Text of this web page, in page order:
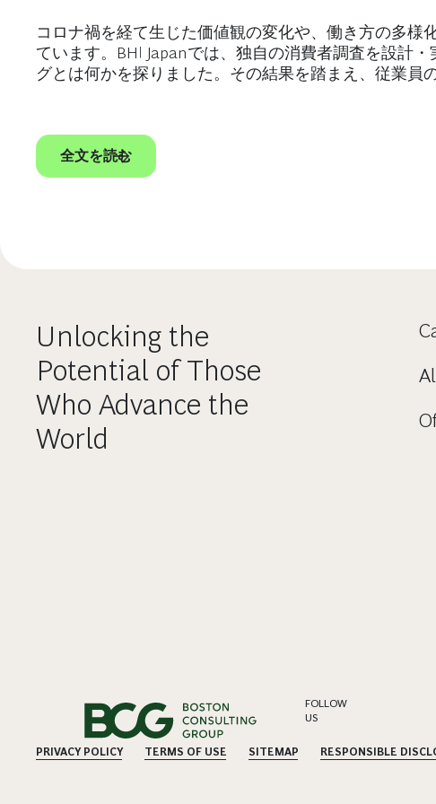
コロナ禍を経て生じた価値観の変化や、働き方の多様
ています。BHI Japanでは、独自の消費者調査を設計
グとは何かを探りました。その結果を踏まえ、従業員
全文を読む
Unlocking the
Potential of Those
Who Advance the
World
FOLLOW
US
PRIVACY POLICY TERMS OF USE SITEMAP RESPONSIBLE